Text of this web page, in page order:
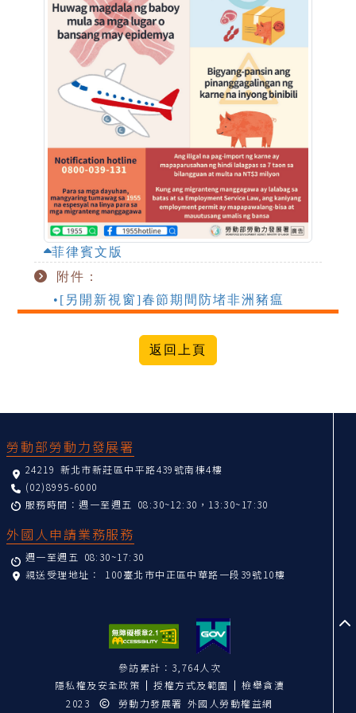
菲律賓文版
附件：
•[另開新視窗]春節期間防堵非洲豬瘟
勞動部勞動力發展署
24219 新北市新莊區中平路439號南棟4樓
(02)8995-6000
服務時間：週一至週五 08:30~12:30，13:30~17:30
外國人申請業務服務
週一至週五 08:30~17:30
親送受理地址： 100臺北市中正區中華路一段39號10樓
參訪累計：3,764人次
隱私權及安全政策
授權方式及範圍
檢舉貪瀆
2023
勞動力發展署 外國人勞動權益網
至